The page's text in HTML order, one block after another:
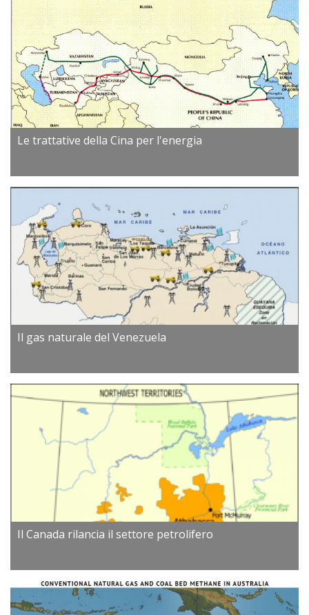
Le trattative della Cina per l'energia
Il gas naturale del Venezuela
Il Canada rilancia il settore petrolifero